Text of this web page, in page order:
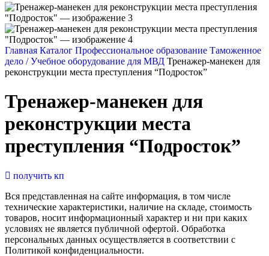
Главная Каталог Профессиональное образование Таможенное
дело / Учебное оборудование для МВД Тренажер-манекен для
реконструкции места преступления “Подросток”
Тренажер-манекен для
реконструкции места
преступления “Подросток”
получить кп
Вся представленная на сайте информация, в том числе
технические характеристики, наличие на складе, стоимость
товаров, носит информационный характер и ни при каких
условиях не является публичной офертой. Обработка
персональных данных осуществляется в соответствии с
Политикой конфиденциальности.